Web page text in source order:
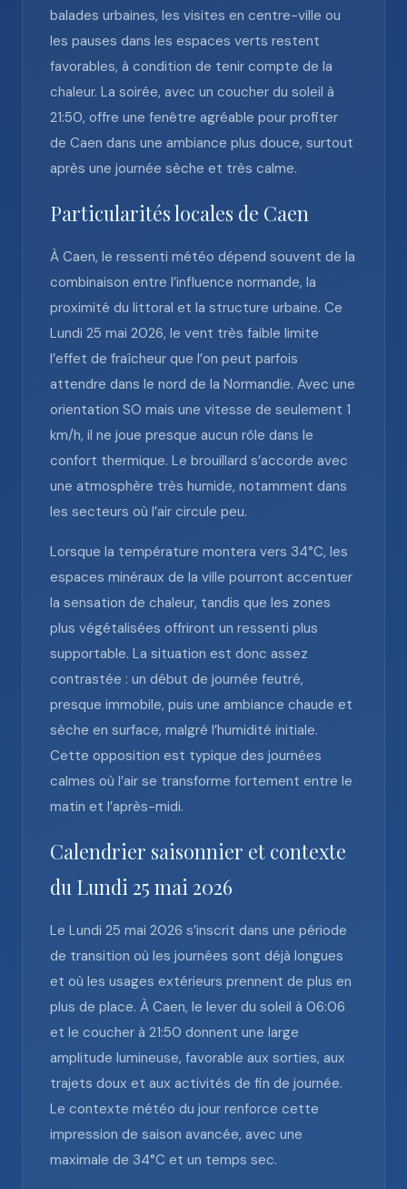
balades urbaines, les visites en centre-ville ou
les pauses dans les espaces verts restent
favorables, à condition de tenir compte de la
chaleur. La soirée, avec un coucher du soleil à
21:50, offre une fenêtre agréable pour profiter
de Caen dans une ambiance plus douce, surtout
après une journée sèche et très calme.
Particularités locales de Caen
À Caen, le ressenti météo dépend souvent de la
combinaison entre l’influence normande, la
proximité du littoral et la structure urbaine. Ce
Lundi 25 mai 2026, le vent très faible limite
l’effet de fraîcheur que l’on peut parfois
attendre dans le nord de la Normandie. Avec une
orientation SO mais une vitesse de seulement 1
km/h, il ne joue presque aucun rôle dans le
confort thermique. Le brouillard s’accorde avec
une atmosphère très humide, notamment dans
les secteurs où l’air circule peu.
Lorsque la température montera vers 34°C, les
espaces minéraux de la ville pourront accentuer
la sensation de chaleur, tandis que les zones
plus végétalisées offriront un ressenti plus
supportable. La situation est donc assez
contrastée : un début de journée feutré,
presque immobile, puis une ambiance chaude et
sèche en surface, malgré l’humidité initiale.
Cette opposition est typique des journées
calmes où l’air se transforme fortement entre le
matin et l’après-midi.
Calendrier saisonnier et contexte
du Lundi 25 mai 2026
Le Lundi 25 mai 2026 s’inscrit dans une période
de transition où les journées sont déjà longues
et où les usages extérieurs prennent de plus en
plus de place. À Caen, le lever du soleil à 06:06
et le coucher à 21:50 donnent une large
amplitude lumineuse, favorable aux sorties, aux
trajets doux et aux activités de fin de journée.
Le contexte météo du jour renforce cette
impression de saison avancée, avec une
maximale de 34°C et un temps sec.